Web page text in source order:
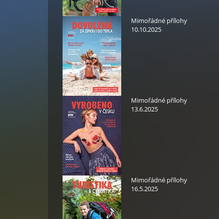
Mimořádné přílohy
10.10.2025
Mimořádné přílohy
13.6.2025
Mimořádné přílohy
16.5.2025